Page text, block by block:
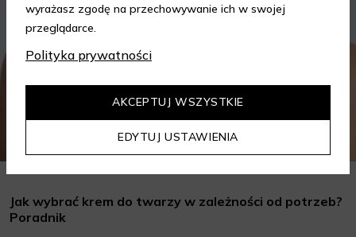
Jak wybrać krem do twarzy w zależności od potrzeb?
Poradnik
wyrażasz zgodę na przechowywanie ich w swojej
przeglądarce.
Polityka prywatności
EDYTUJ USTAWIENIA
AKCEPTUJ WSZYSTKIE